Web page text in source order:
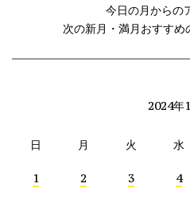
今日の月からの
次の新月・満月おすすめ
2024年
日 月 火 水
1 2 3 4